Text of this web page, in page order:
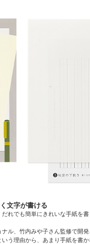
文字が書ける
れでも簡単にきれいな手紙を
ル、竹内みや子さん監修で開
う理由から、あまり手紙を書